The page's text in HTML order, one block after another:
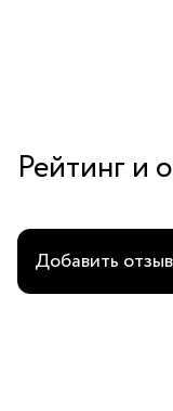
Рейтинг и
Добавить отзыв